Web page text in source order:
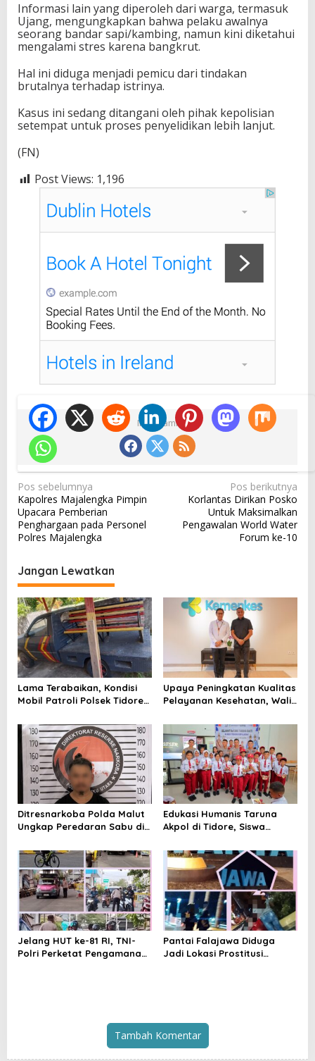
Informasi lain yang diperoleh dari warga, termasuk
Ujang, mengungkapkan bahwa pelaku awalnya
seorang bandar sapi/kambing, namun kini diketahui
mengalami stres karena bangkrut.
Hal ini diduga menjadi pemicu dari tindakan
brutalnya terhadap istrinya.
Kasus ini sedang ditangani oleh pihak kepolisian
setempat untuk proses penyelidikan lebih lanjut.
(FN)
Post Views: 1,196
Ikuti Kami
N
a
v
i
g
a
s
i
p
o
s
Pos sebelumnya
Kapolres Majalengka Pimpin
Upacara Pemberian
Penghargaan pada Personel
Polres Majalengka
Pos berikutnya
Korlantas Dirikan Posko
Untuk Maksimalkan
Pengawalan World Water
Forum ke-10
Jangan Lewatkan
Lama Terabaikan, Kondisi
Mobil Patroli Polsek Tidore
Kapolda
Upaya Peningkatan Kualitas
Pelayanan Kesehatan, Wali
Audiensi dengan Menkes RI
Ditresnarkoba Polda Malut
Ungkap Peredaran Sabu di
Pengedar Diamankan
Edukasi Humanis Taruna
Akpol di Tidore, Siswa
Mandiri
Jelang HUT ke-81 RI, TNI-
Polri Perketat Pengamanan
Pantai Falajawa Diduga
Jadi Lokasi Prostitusi
Tambah Komentar